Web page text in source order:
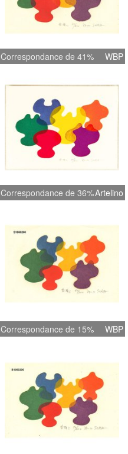
Correspondance de 41% WBP
Correspondance de 36%Artelino
Correspondance de 15% WBP